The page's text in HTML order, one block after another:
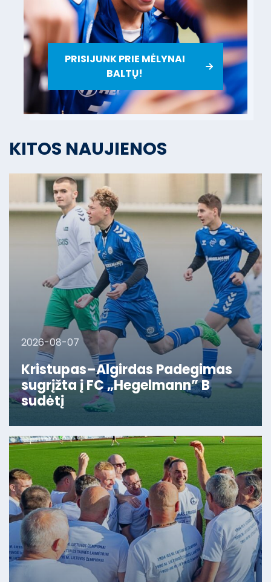
PRISIJUNK PRIE MĖLYNAI
BALTŲ!
KITOS NAUJIENOS
2026-08-07
Kristupas–Algirdas Padegimas
sugrįžta į FC „Hegelmann” B
sudėtį